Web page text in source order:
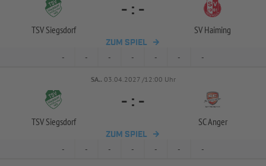
TSV Siegsdorf
- : -
SV Haiming
ZUM SPIEL
- - - - - - -
SA.. 03.04.2027 /12:00 Uhr
TSV Siegsdorf
- : -
SC Anger
ZUM SPIEL
- - - - - - -